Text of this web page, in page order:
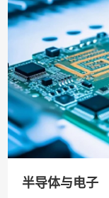
半导体与电子